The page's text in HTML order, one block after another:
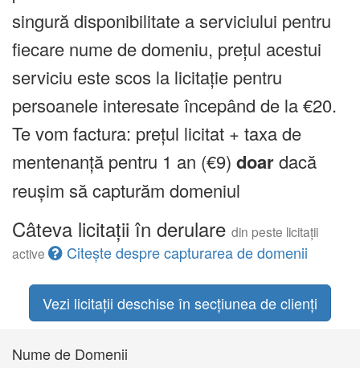
singură disponibilitate a serviciului pentru
fiecare nume de domeniu, prețul acestui
serviciu este scos la licitație pentru
persoanele interesate începând de la €20.
Te vom factura: prețul licitat + taxa de
mentenanță pentru 1 an (€9) doardacă
reușim să capturăm domeniul
Câteva licitații în derulare din peste licitații
active
Citește despre capturarea de domenii
Vezi licitații deschise în secțiunea de clienți
Nume de Domenii